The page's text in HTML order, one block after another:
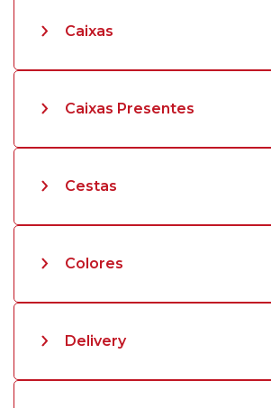
Caixas
Caixas Presentes
Cestas
Colores
Delivery